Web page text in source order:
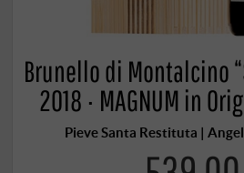
Brunello di Montalcino
2018 · MAGNUM in
Pieve Santa Restituta |